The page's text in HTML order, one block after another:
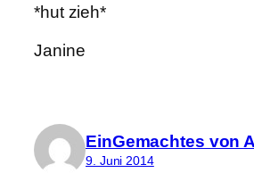
*hut zieh*
Janine
EinGemachtes von
9. Juni 2014